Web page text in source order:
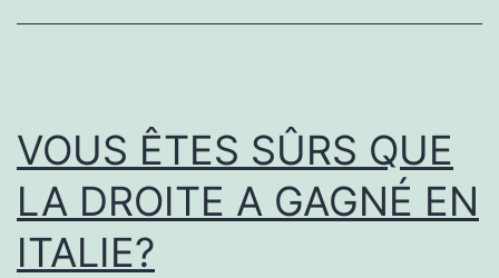
L’HOMME
S’EFFACENT
DEVANT
LES
VOUS ÊTES SÛRS QUE
LA DROITE A GAGNÉ EN
ITALIE?